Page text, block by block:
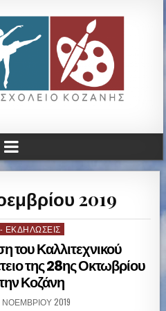
ΓΥΜΝΑΣΙΟ
2019
ΕΚΔΗΛΏΣΕΙΣ
του Καλλιτεχνικού
της 28ης Οκτωβρίου
Κοζάνη
ΝΟΕΜΒΡΊΟΥ 2019